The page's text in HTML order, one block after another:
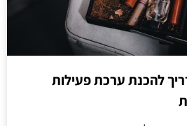
להכנת ערכת פעילות